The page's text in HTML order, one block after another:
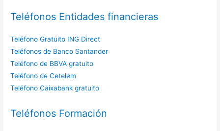
Teléfonos Entidades financieras
Teléfono Gratuito ING Direct
Teléfonos de Banco Santander
Teléfono de BBVA gratuito
Teléfono de Cetelem
Teléfono Caixabank gratuito
Teléfonos Formación